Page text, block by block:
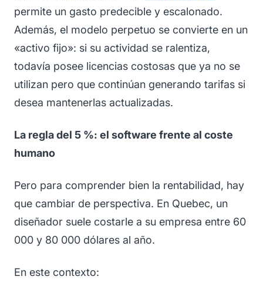
permite un gasto predecible y escalonado.
Además, el modelo perpetuo se convierte en un
«activo fijo»: si su actividad se ralentiza,
todavía posee licencias costosas que ya no se
utilizan pero que continúan generando tarifas si
desea mantenerlas actualizadas.
La regla del 5 %: el software frente al coste
humano
Pero para comprender bien la rentabilidad, hay
que cambiar de perspectiva. En Quebec, un
diseñador suele costarle a su empresa entre 60
000 y 80 000 dólares al año.
En este contexto: